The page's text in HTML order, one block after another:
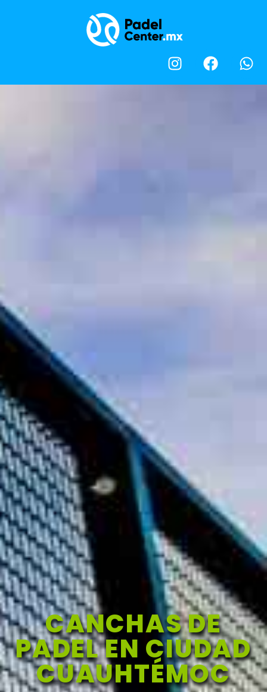
CANCHAS DE
PADEL EN CIUDAD
CUAUHTÉMOC